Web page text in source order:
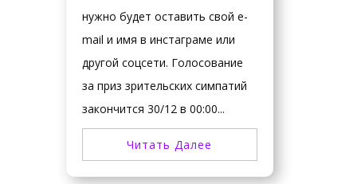
нужно будет оставить свой e-
mail и имя в инстаграме или
другой соцсети. Голосование
за приз зрительских симпатий
закончится 30/12 в 00:00...
Читать Далее